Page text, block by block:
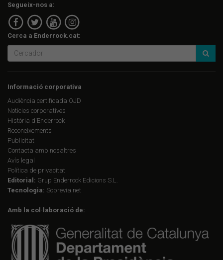
Segueix-nos a:
Cerca a Enderrock.cat:
Informació corporativa
Audiència certificada OJD
Notícies corporatives
Història d'Enderrock
Reconeixements
Publicitat
Contacta amb nosaltres
Avís legal
Política de privacitat
Editorial: Grup Enderrock Edicions S.L.
Tecnologia: Sobrevia.net
Amb la col·laboració de: